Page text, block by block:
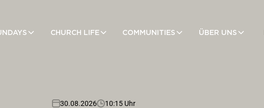
CHURCH LIFE COMMUNITIES ÜBER UNS
30.08.2026 10:15 Uhr